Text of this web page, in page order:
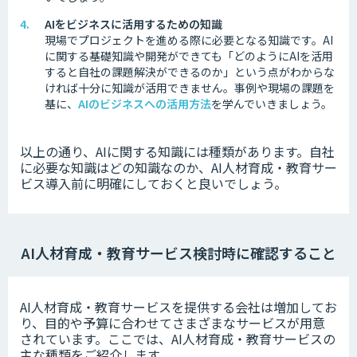
AIをビジネスに活用するための知識
現場でプロジェクトを進める際に必要となる知識です。 AI
に関する基礎知識や開発ができても「どのようにAIを活用
すると自社の課題解決ができるのか」という点がわからな
ければ十分に知識が活用できません。 事例や現場の課題を
基に、 AIのビジネスへの活用方法を学んでいきましょう。
以上の通り、AIに関する知識には種類があります。 自社
に必要な知識はどの知識なのか、AI人材育成・教育サー
ビス導入前に明確にしておくと良いでしょう。
AI人材育成・教育サービス検討時に確認すること
AI人材育成・教育サービスを提供する会社は増加してお
り、目的や予算に合わせてさまざまなサービスが用意
されています。 ここでは、AI人材育成・教育サービスの